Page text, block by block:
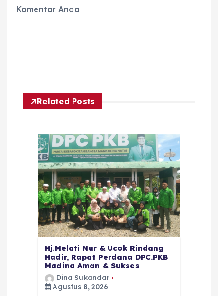
Komentar Anda
Related Posts
Hj.Melati Nur & Ucok Rindang
Hadir, Rapat Perdana DPC.PKB
Madina Aman & Sukses
Dina Sukandar
Agustus 8, 2026